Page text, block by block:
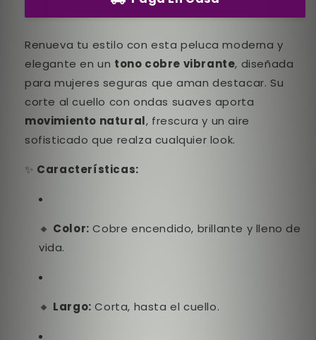
Renueva tu estilo con esta peluca moderna y
elegante en un tono cobre vibrante, diseñada
para mujeres seguras que aman destacar. Su
corte al cuello con ondas suaves aporta
movimiento natural, frescura y un aire
sofisticado que realza cualquier look.
✨ Características:
🔸 Color: Cobre encendido, brillante y lleno de
vida.
🔸 Largo: Corta, hasta el cuello.